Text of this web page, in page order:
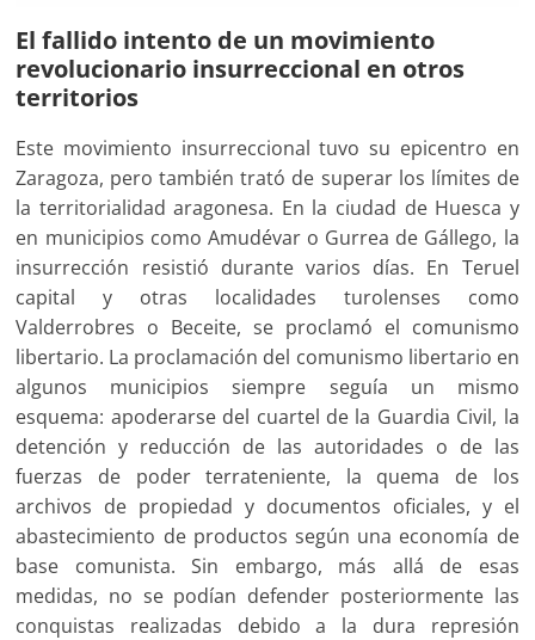
El fallido intento de un movimiento
revolucionario insurreccional en otros
territorios
Este movimiento insurreccional tuvo su epicentro en
Zaragoza, pero también trató de superar los límites de
la territorialidad aragonesa. En la ciudad de Huesca y
en municipios como Amudévar o Gurrea de Gállego, la
insurrección resistió durante varios días. En Teruel
capital y otras localidades turolenses como
Valderrobres o Beceite, se proclamó el comunismo
libertario. La proclamación del comunismo libertario en
algunos municipios siempre seguía un mismo
esquema: apoderarse del cuartel de la Guardia Civil, la
detención y reducción de las autoridades o de las
fuerzas de poder terrateniente, la quema de los
archivos de propiedad y documentos oficiales, y el
abastecimiento de productos según una economía de
base comunista. Sin embargo, más allá de esas
medidas, no se podían defender posteriormente las
conquistas realizadas debido a la dura represión